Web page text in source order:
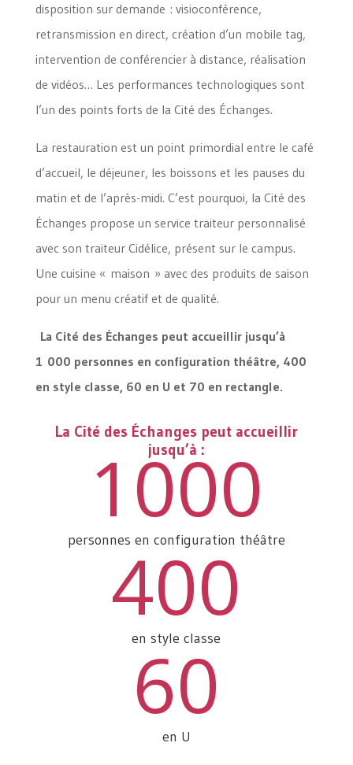
disposition sur demande : visioconférence,
retransmission en direct, création d’un mobile tag,
intervention de conférencier à distance, réalisation
de vidéos… Les performances technologiques sont
l’un des points forts de la Cité des Échanges.
La restauration est un point primordial entre le café
d’accueil, le déjeuner, les boissons et les pauses du
matin et de l’après-midi. C’est pourquoi, la Cité des
Échanges propose un service traiteur personnalisé
avec son traiteur Cidélice, présent sur le campus.
Une cuisine « maison » avec des produits de saison
pour un menu créatif et de qualité.
La Cité des Échanges peut accueillir jusqu’à
1 000 personnes en configuration théâtre, 400
en style classe, 60 en U et 70 en rectangle.
La Cité des Échanges peut accueillir
jusqu’à :
1000
personnes en configuration théâtre
400
en style classe
60
en U